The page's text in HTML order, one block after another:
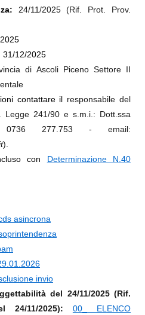
24/11/2025 (Rif. Prot. Prov.
31/12/2025
di Ascoli Piceno Settore II
contattare il responsabile del
Legge 241/90 e s.m.i.: Dott.ssa
0736 277.753 - email:
).
con Determinazione N.40
asincrona
invio
del 24/11/2025 (Rif.
24/11/2025): 00_ ELENCO